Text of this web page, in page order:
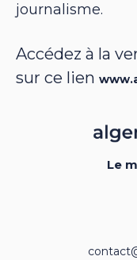
journalisme.
Accédez à la
sur ce lien
Le